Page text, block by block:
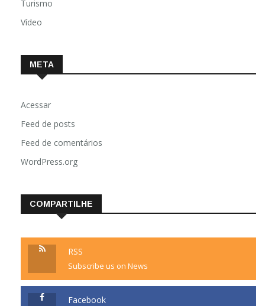
Turismo
Vídeo
META
Acessar
Feed de posts
Feed de comentários
WordPress.org
COMPARTILHE
RSS
Subscribe us on News
Facebook